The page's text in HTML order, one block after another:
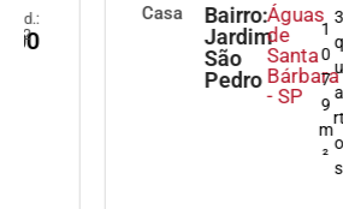
Bairro:
Jardim
Águas
de
Santa
Bárbara
- SP
1
7
3
q
u
a
1
s
u